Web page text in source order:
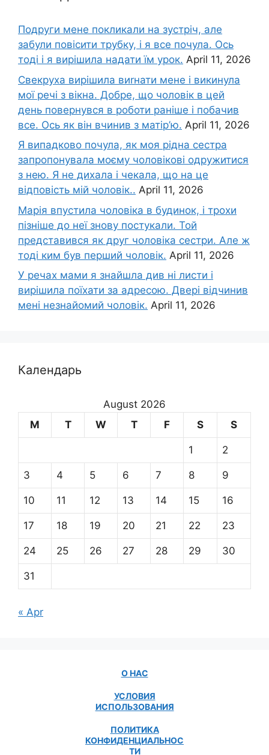
Подруги мене покликали на зустріч, але
забули повісити трубку, і я все почула. Ось
тоді і я вирішила надати їм урок. April 11, 2026
Свекруха вирішила виrнати мене і викинула
мої речі з вікна. Добре, що чоловік в цей
день повернувся в роботи раніше і побачив
все. Ось як він вчинив з матір’ю. April 11, 2026
Я випадково почула, як моя рідна сестра
запропонувала моєму чоловікові одружитися
з нею. Я не дихала і чекала, що на це
відповість мій чоловік.. April 11, 2026
Марія впустила чоловіка в будинок, і трохи
пізніше до неї знову постукали. Той
представився як друг чоловіка сестри. Але ж
тоді ким був перший чоловік. April 11, 2026
У речах мами я знайшла див ні листи і
вирішила поїхати за адресою. Двері відчинив
мені незнайомий чоловік. April 11, 2026
Календарь
August 2026
M
T W T F S S
1 2
3 4 5 6 7 8 9
10 11 12 13 14 15 16
17 18 19 20 21 22 23
24 25 26 27 28 29 30
31
« Apr
О НАС
УСЛОВИЯ
ИСПОЛЬЗОВАНИЯ
ПОЛИТИКА
КОНФИДЕНЦИАЛЬНОС
ТИ